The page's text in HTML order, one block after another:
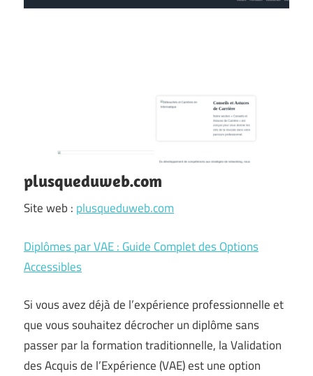
plusqueduweb.com
Site web : plusqueduweb.com
Diplômes par VAE : Guide Complet des Options
Accessibles
Si vous avez déjà de l’expérience professionnelle et
que vous souhaitez décrocher un diplôme sans
passer par la formation traditionnelle, la Validation
des Acquis de l’Expérience (VAE) est une option